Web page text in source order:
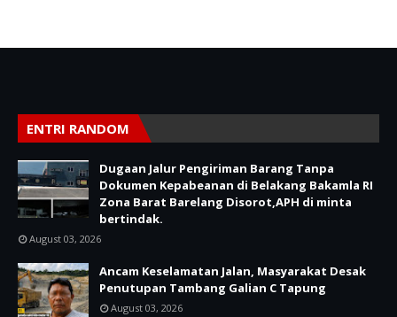
ENTRI RANDOM
Dugaan Jalur Pengiriman Barang Tanpa
Dokumen Kepabeanan di Belakang Bakamla RI
Zona Barat Barelang Disorot,APH di minta
bertindak.
August 03, 2026
Ancam Keselamatan Jalan, Masyarakat Desak
Penutupan Tambang Galian C Tapung
August 03, 2026